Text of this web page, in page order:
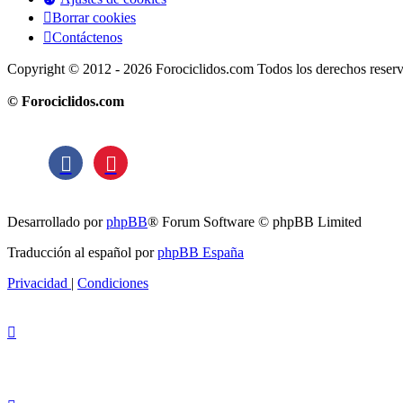
Borrar cookies
Contáctenos
Copyright © 2012 - 2026 Forociclidos.com Todos los derechos
© Forociclidos.com
Desarrollado porphpBB® Forum Software © phpBB Limited
Traducción al español porphpBB España
Privacidad | Condiciones